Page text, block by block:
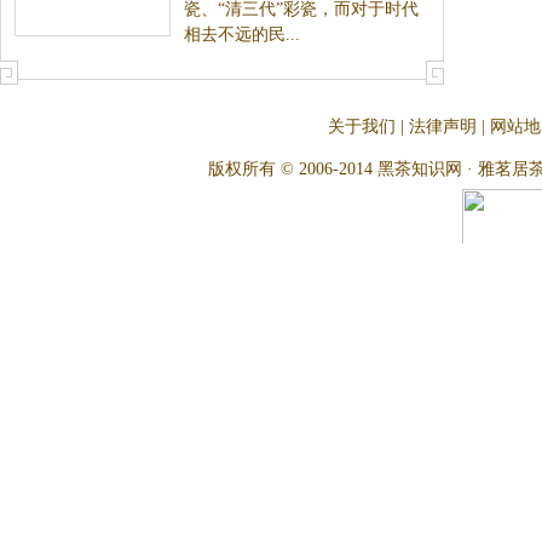
瓷、“清三代”彩瓷，而对于时代
相去不远的民...
关于我们 法律声明 网站
版权所有 © 2006-2014 黑茶知识网 · 雅茗居